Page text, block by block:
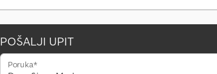
POŠALJI UPIT
Poruka*